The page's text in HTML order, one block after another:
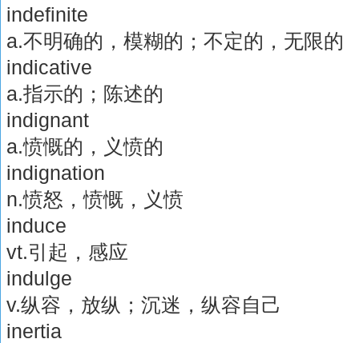
indefinite
a.不明确的，模糊的；不定的，无限的
indicative
a.指示的；陈述的
indignant
a.愤慨的，义愤的
indignation
n.愤怒，愤慨，义愤
induce
vt.引起，感应
indulge
v.纵容，放纵；沉迷，纵容自己
inertia